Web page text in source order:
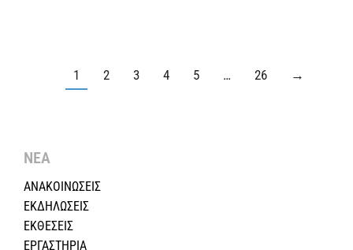
1 2 3 4 5 … 26 →
ΝΕΑ
ΑΝΑΚΟΙΝΩΣΕΙΣ
ΕΚΔΗΛΩΣΕΙΣ
ΕΚΘΕΣΕΙΣ
ΕΡΓΑΣΤΗΡΙΑ